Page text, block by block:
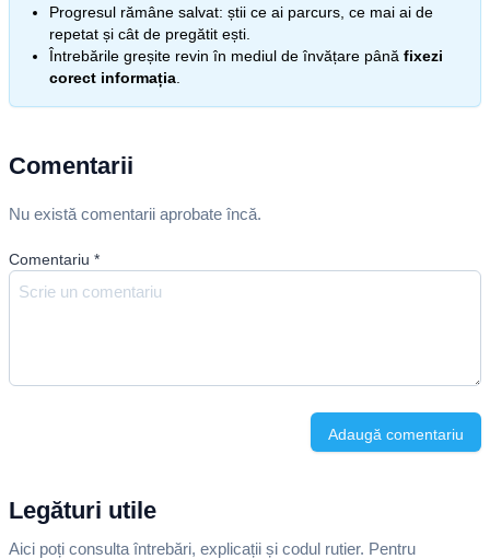
Progresul rămâne salvat: știi ce ai parcurs, ce mai ai de
repetat și cât de pregătit ești.
Întrebările greșite revin în mediul de învățare până fixezi
corect informația
Comentarii
Nu există comentarii aprobate încă.
Comentariu *
Adaugă comentariu
Legături utile
Aici poți consulta întrebări, explicații și codul rutier. Pentru